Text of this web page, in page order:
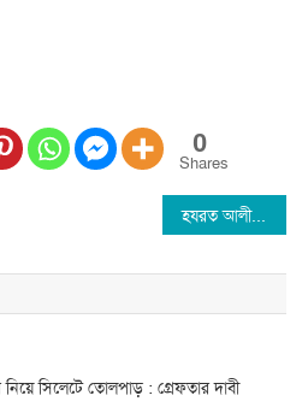
0
Shares
হযরত আলী (রা.) ইসলামি সংস্থার সাংগঠনিক সাইফুল আলমকে সংবর্ধনা প্রদান
সিলেটে তোলপাড় : গ্রেফতার দাবী